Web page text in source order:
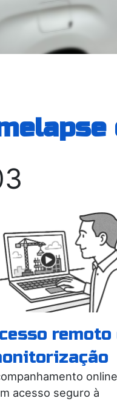
remoto
online
acesso seguro à